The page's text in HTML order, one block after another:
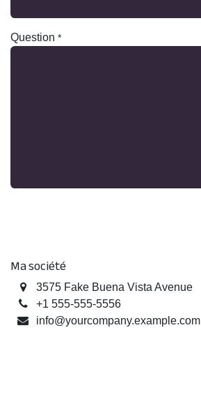
Question *
Ma société
3575 Fake Buena Vista Avenue
+1 555-555-5556
info@yourcompany.example.com